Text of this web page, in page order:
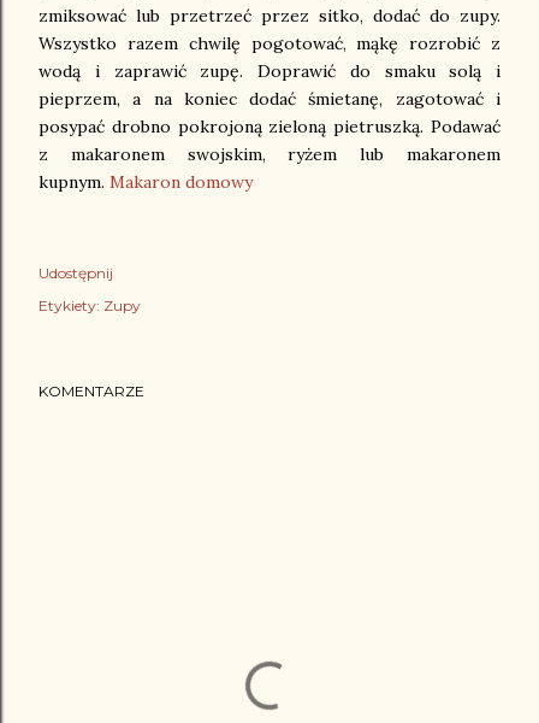
zmiksować lub przetrzeć przez sitko, dodać do zupy.
Wszystko razem chwilę pogotować, mąkę rozrobić z
wodą i zaprawić zupę. Doprawić do smaku solą i
pieprzem, a na koniec dodać śmietanę, zagotować i
posypać drobno pokrojoną zieloną pietruszką. Podawać
z makaronem swojskim, ryżem lub makaronem
kupnym. Makaron domowy
Udostępnij
Etykiety: Zupy
KOMENTARZE